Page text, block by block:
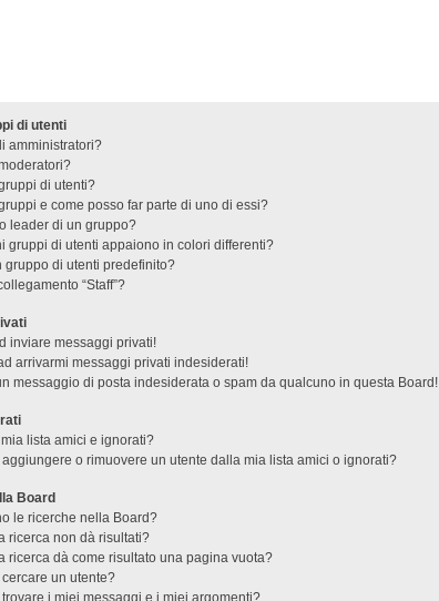
di utenti
amministratori?
di utenti?
e come posso far parte di uno di essi?
leader di un gruppo?
gruppi di utenti appaiono in colori differenti?
gruppo di utenti predefinito?
“Staff”?
inviare messaggi privati!
arrivarmi messaggi privati indesiderati!
messaggio di posta indesiderata o spam da qualcuno in questa Board!
mia lista amici e ignorati?
o rimuovere un utente dalla mia lista amici o ignorati?
Board
le ricerche nella Board?
ricerca non dà risultati?
ricerca dà come risultato una pagina vuota?
un utente?
i miei messaggi e i miei argomenti?